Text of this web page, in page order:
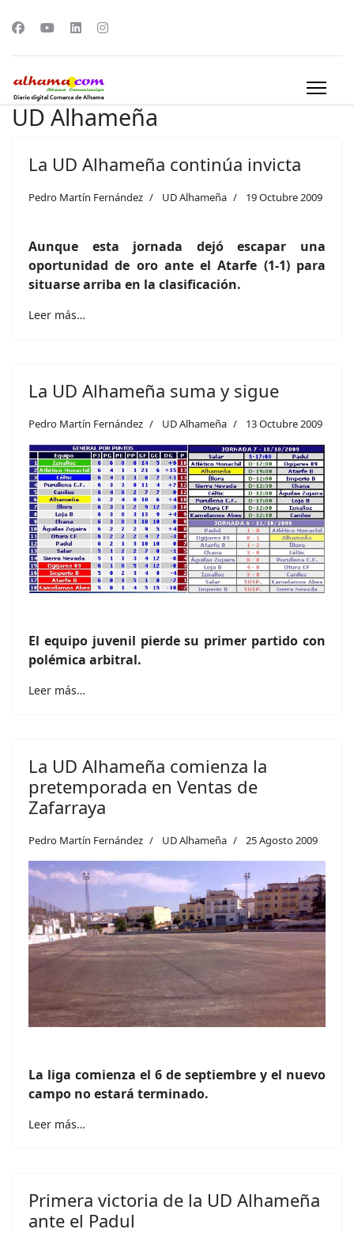
UD Alhameña
La UD Alhameña continúa invicta
Pedro Martín Fernández UD Alhameña 19 Octubre 2009
Aunque esta jornada dejó escapar una
oportunidad de oro ante el Atarfe (1-1) para
situarse arriba en la clasificación.
Leer más…
La UD Alhameña suma y sigue
Pedro Martín Fernández UD Alhameña 13 Octubre 2009
El equipo juvenil pierde su primer partido con
polémica arbitral.
Leer más…
La UD Alhameña comienza la
pretemporada en Ventas de
Zafarraya
Pedro Martín Fernández UD Alhameña 25 Agosto 2009
La liga comienza el 6 de septiembre y el nuevo
campo no estará terminado.
Leer más…
Primera victoria de la UD Alhameña
ante el Padul